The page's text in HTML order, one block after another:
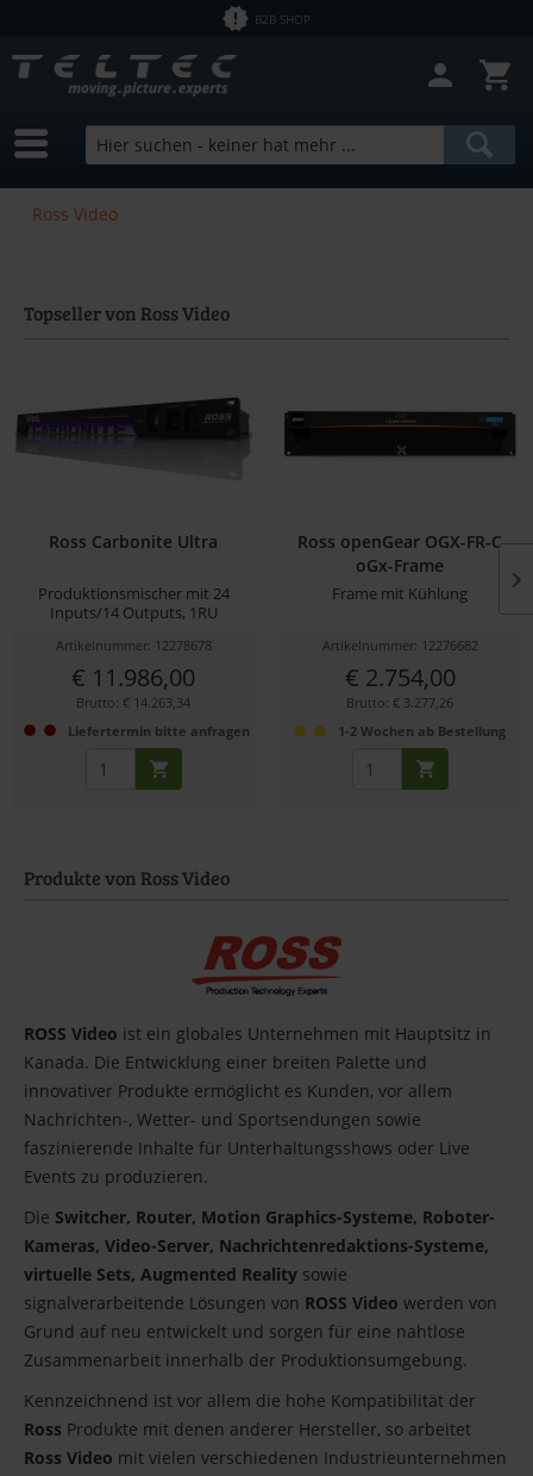
B2B SHOP
Ross Video
Topseller von Ross Video
Ross Carbonite Ultra
Produktionsmischer mit 24
Inputs/14 Outputs, 1RU
Artikelnummer: 12278678
€ 11.986,00
Brutto: € 14.263,34
Liefertermin bitte anfragen
Ross openGear OGX-FR-C
oGx-Frame
Frame mit Kühlung
Artikelnummer: 12276682
€ 2.754,00
Brutto: € 3.277,26
1-2 Wochen ab Bestellung
Produkte von Ross Video
ROSS Video ist ein globales Unternehmen mit Hauptsitz in
Kanada. Die Entwicklung einer breiten Palette und
innovativer Produkte ermöglicht es Kunden, vor allem
Nachrichten-, Wetter- und Sportsendungen sowie
faszinierende Inhalte für Unterhaltungsshows oder Live
Events zu produzieren.
Die Switcher, Router, Motion Graphics-Systeme, Roboter-
Kameras, Video-Server, Nachrichtenredaktions-Systeme,
virtuelle Sets, Augmented Reality sowie
signalverarbeitende Lösungen von ROSS Video werden von
Grund auf neu entwickelt und sorgen für eine nahtlose
Zusammenarbeit innerhalb der Produktionsumgebung.
Kennzeichnend ist vor allem die hohe Kompatibilität der
Ross Produkte mit denen anderer Hersteller, so arbeitet
Ross Video mit vielen verschiedenen Industrieunternehmen